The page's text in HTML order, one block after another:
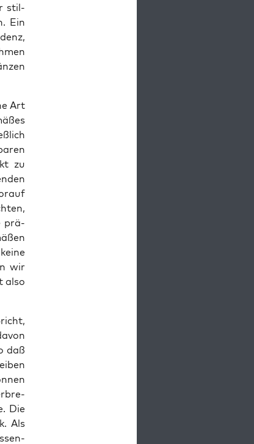
stil­
Ein
Art
zu
prä­
wir
also
daß
Die
Als